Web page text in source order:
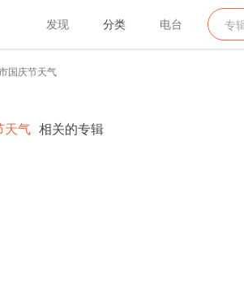
发现 分类 电台
国庆节天气
天气 相关的专辑